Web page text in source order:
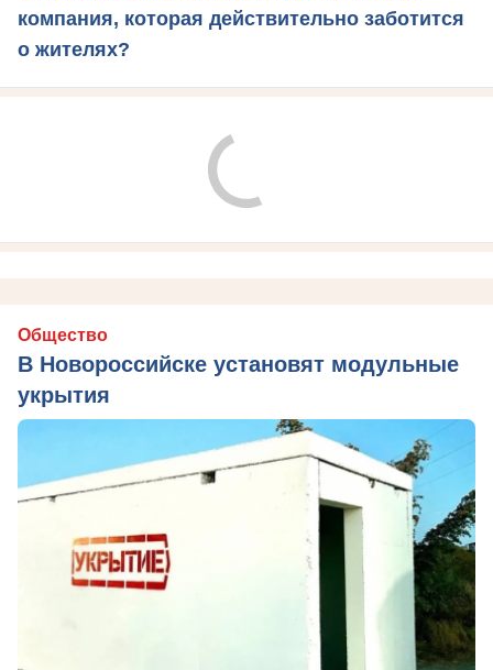
компания, которая действительно заботится
о жителях?
Общество
В Новороссийске установят модульные
укрытия